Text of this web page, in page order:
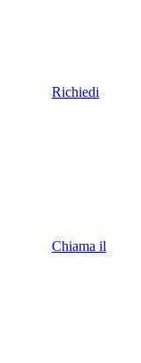
Richiedi
Chiama il